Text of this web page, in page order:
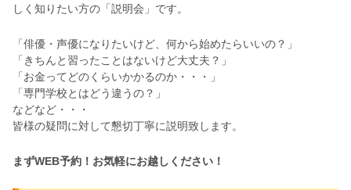
しく知りたい方の「説明会」です。
「俳優・声優になりたいけど、何から始めたらいいの？」
「きちんと習ったことはないけど大丈夫？」
「お金ってどのくらいかかるのか・・・」
「専門学校とはどう違うの？」
などなど・・・
皆様の疑問に対して懇切丁寧に説明致します。
まずWEB予約！お気軽にお越しください！